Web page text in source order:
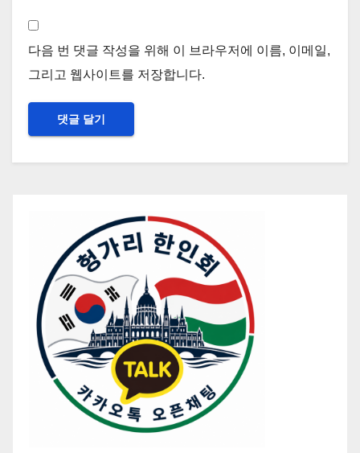
다음 번 댓글 작성을 위해 이 브라우저에 이름, 이메일,
그리고 웹사이트를 저장합니다.